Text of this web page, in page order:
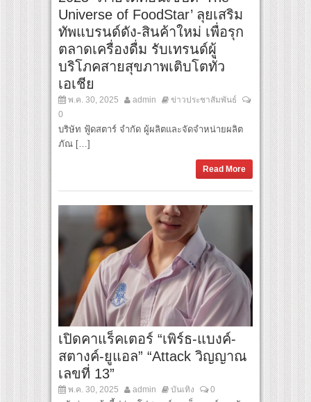
Universe of FoodStar’ ลุยเสริม
ทัพแบรนด์ดัง-สินค้าใหม่ เพื่อรุก
ตลาดเครื่องดื่ม รับเทรนด์ผู้
บริโภคสายสุขภาพเติบโตทั่ว
เอเชีย
พ.ค. 30, 2025 admin
ข่าวประชาสัมพันธ์
0
บริษัท ฟู้ดสตาร์ จำกัด ผู้ผลิตและจัดจำหน่ายผลิต
ภัณ […]
Read More
เปิดคาแร็คเตอร์ “เพิร์ธ-แบงค์-
สตางค์-ยูแอล” “Attack วิญญาณ
เลขที่ 13”
พ.ค. 30, 2025 admin บันเทิง 0